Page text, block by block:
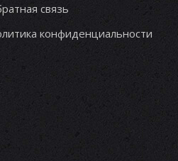
связь
конфиденциальности